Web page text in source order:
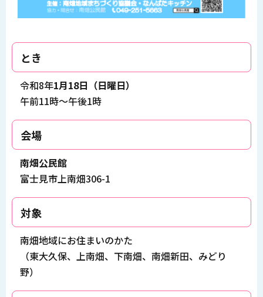
とき
令和8年1月18日（日曜日）
午前11時～午後1時
会場
南畑公民館
富士見市上南畑306-1
対象
南畑地域にお住まいのかた
（東大久保、上南畑、下南畑、南畑新田、みどり
野）